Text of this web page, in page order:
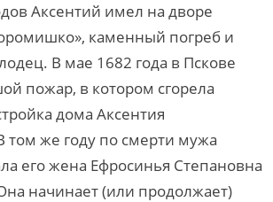
Аксентий имел на дворе
каменный погреб и
В мае 1682 года в Пскове
пожар, в котором сгорела
дома Аксентия
том же году по смерти мужа
его жена Ефросинья Степановна
начинает (или продолжает)